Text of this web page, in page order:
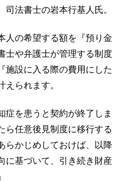
司法書士の岩本行基人氏。
人の希望する額を『預り金
士や弁護士が管理する制度
施設に入る際の費用にした
えられます。
を患うと契約が終了しま
ら任意後見制度に移行する
らかじめしておけば、以降
に基づいて、引き続き財産